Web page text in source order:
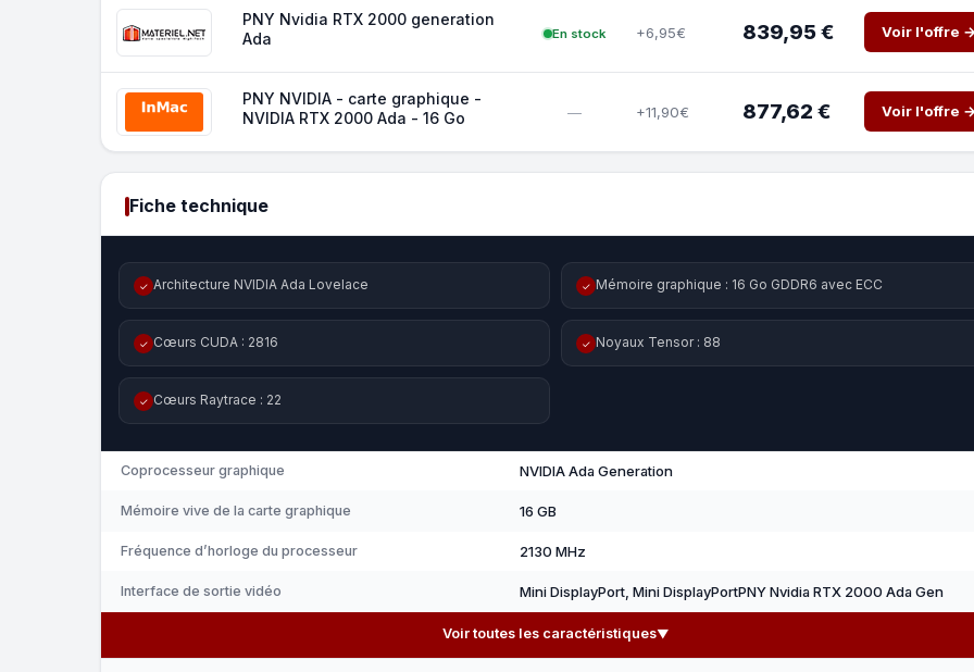
PNY Nvidia RTX 2000 generation
Ada
En stock +6,95€ 839,95 € Voir l'offre →
PNY NVIDIA - carte graphique -
NVIDIA RTX 2000 Ada - 16 Go
— +11,90€ 877,62 € Voir l'offre →
Fiche technique
✓ Architecture NVIDIA Ada Lovelace ✓ Mémoire graphique : 16 Go GDDR6 avec ECC
✓ Cœurs CUDA : 2816 ✓ Noyaux Tensor : 88
✓ Cœurs Raytrace : 22
Coprocesseur graphique NVIDIA Ada Generation
Mémoire vive de la carte graphique 16 GB
Fréquence d’horloge du processeur 2130 MHz
Interface de sortie vidéo Mini DisplayPort, Mini DisplayPortPNY Nvidia RTX 2000 Ada Gen
Voir toutes les caractéristiques▼